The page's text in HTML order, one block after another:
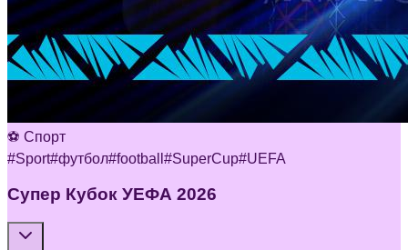
⚽ Спорт
#Sport#футбол#football #SuperCup#UEFA
Супер Кубок УЕФА 2026